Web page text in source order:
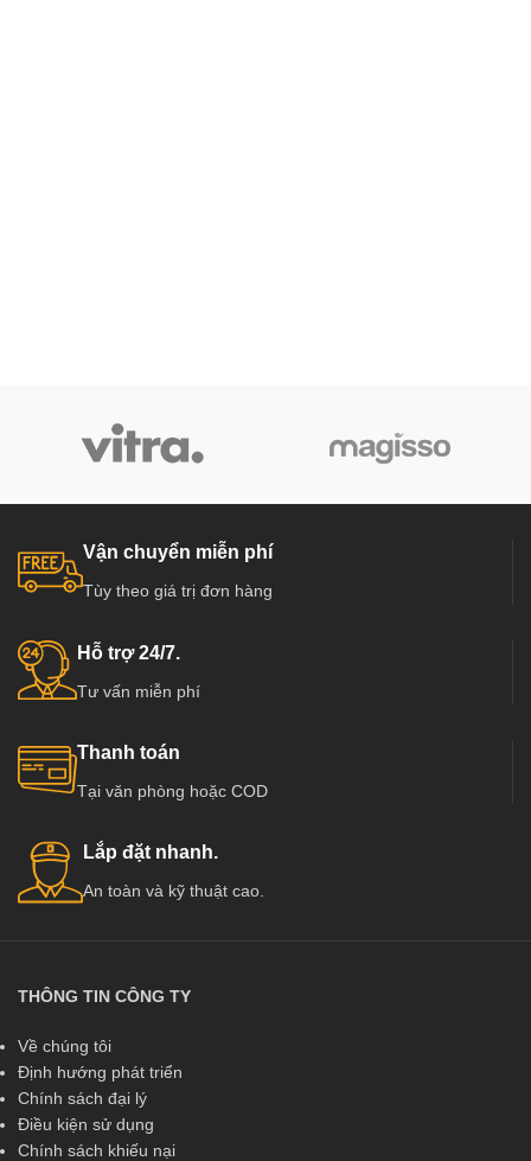
Vận chuyển miễn phí
Tùy theo giá trị đơn hàng
Hỗ trợ 24/7.
Tư vấn miễn phí
Thanh toán
Tại văn phòng hoặc COD
Lắp đặt nhanh.
An toàn và kỹ thuật cao.
THÔNG TIN CÔNG TY
Về chúng tôi
Định hướng phát triển
Chính sách đại lý
Điều kiện sử dụng
Chính sách khiếu nại